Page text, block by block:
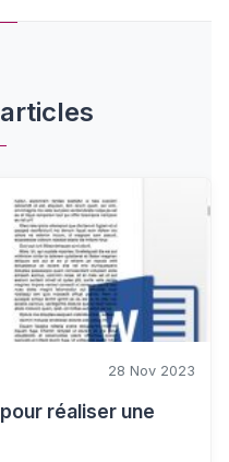
28 Nov 2023
réaliser une